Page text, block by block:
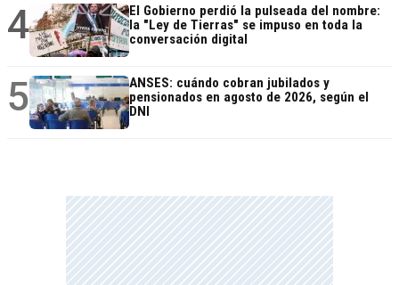
4
El Gobierno perdió la pulseada del nombre:
la "Ley de Tierras" se impuso en toda la
conversación digital
5
ANSES: cuándo cobran jubilados y
pensionados en agosto de 2026, según el
DNI